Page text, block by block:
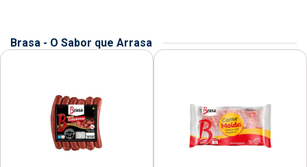
Brasa - O Sabor que Arrasa